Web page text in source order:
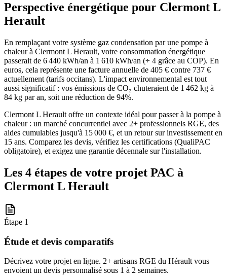
Perspective énergétique pour Clermont L
Herault
En remplaçant votre système gaz condensation par une pompe à
chaleur à Clermont L Herault, votre consommation énergétique
passerait de 6 440 kWh/an à 1 610 kWh/an (÷ 4 grâce au COP). En
euros, cela représente une facture annuelle de 405 € contre 737 €
actuellement (tarifs occitans). L'impact environnemental est tout
aussi significatif : vos émissions de CO₂ chuteraient de 1 462 kg à
84 kg par an, soit une réduction de 94%.
Clermont L Herault offre un contexte idéal pour passer à la pompe à
chaleur : un marché concurrentiel avec 2+ professionnels RGE, des
aides cumulables jusqu'à 15 000 €, et un retour sur investissement en
15 ans. Comparez les devis, vérifiez les certifications (QualiPAC
obligatoire), et exigez une garantie décennale sur l'installation.
Les 4 étapes de votre projet PAC à
Clermont L Herault
Étape 1
Étude et devis comparatifs
Décrivez votre projet en ligne. 2+ artisans RGE du Hérault vous
envoient un devis personnalisé sous 1 à 2 semaines.